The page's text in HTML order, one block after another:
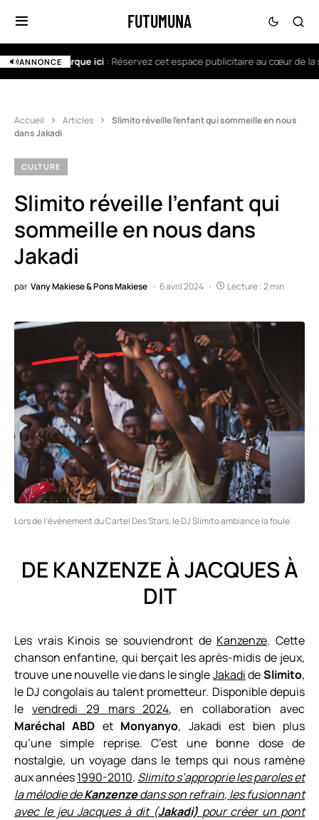
FUTUMUNA
ANNONCE
V Votre marque ici: Réservez cet espace publicitaire au cœur de la
Accueil Articles
Slimito réveille l’enfant qui sommeille en nous
dans Jakadi
CULTURE
Slimito réveille l’enfant qui
sommeille en nous dans
Jakadi
par Vany Makiese & Pons Makiese 6 avril 2024 Lecture : 2 min
Lors de l’événement du Cartel Des Stars, le DJ Slimito ambiance la foule
DE KANZENZE À JACQUES À
DIT
Les vrais Kinois se souviendront de Kanzenze.Cette
chanson enfantine, qui berçait les après-midis de jeux,
trouve une nouvelle vie dans le singleJakadideSlimito,
le DJ congolais au talent prometteur. Disponible depuis
le vendredi 29 mars 2024, en collaboration avec
Maréchal ABD et Monyanyo, Jakadi est bien plus
qu’une simple reprise.
C’est une bonne dose de
nostalgie, un voyage dans le temps qui nous ramène
aux années1990-2010. Slimitos’approprie les paroles et
la mélodie deKanzenzedans son refrain, les fusionnant
avec le jeu Jacques à dit (Jakadi) pour créer un pont